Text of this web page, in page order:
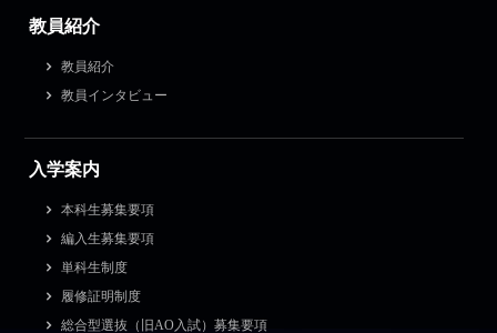
教員紹介
教員紹介
教員インタビュー
入学案内
本科生募集要項
編入生募集要項
単科生制度
履修証明制度
総合型選抜（旧AO入試）募集要項